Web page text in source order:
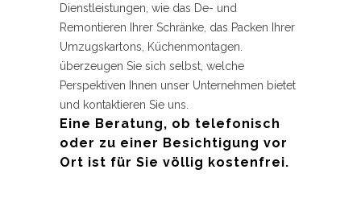
Dienstleistungen, wie das De- und
Remontieren Ihrer Schränke, das Packen Ihrer
Umzugskartons, Küchenmontagen.
überzeugen Sie sich selbst, welche
Perspektiven Ihnen unser Unternehmen bietet
und kontaktieren Sie uns.
Eine Beratung, ob telefonisch
oder zu einer Besichtigung vor
Ort ist für Sie völlig kostenfrei.